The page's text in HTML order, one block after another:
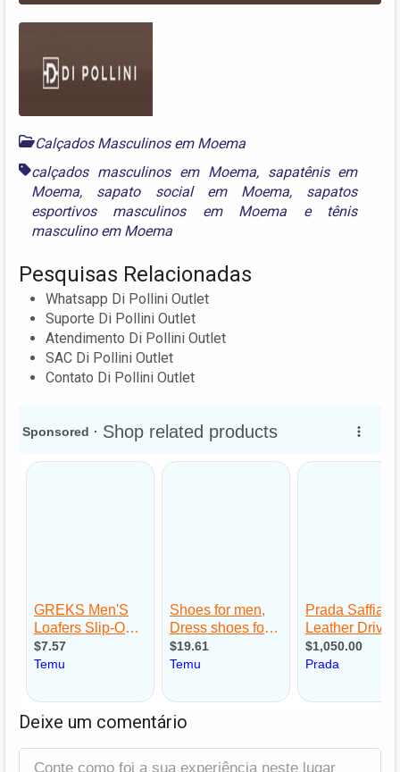
Calçados Masculinos em Moema
calçados masculinos em Moema, sapatênis em
Moema, sapato social em Moema, sapatos
esportivos masculinos em Moema e tênis
masculino em Moema
Pesquisas Relacionadas
Whatsapp Di Pollini Outlet
Suporte Di Pollini Outlet
Atendimento Di Pollini Outlet
SAC Di Pollini Outlet
Contato Di Pollini Outlet
Deixe um comentário